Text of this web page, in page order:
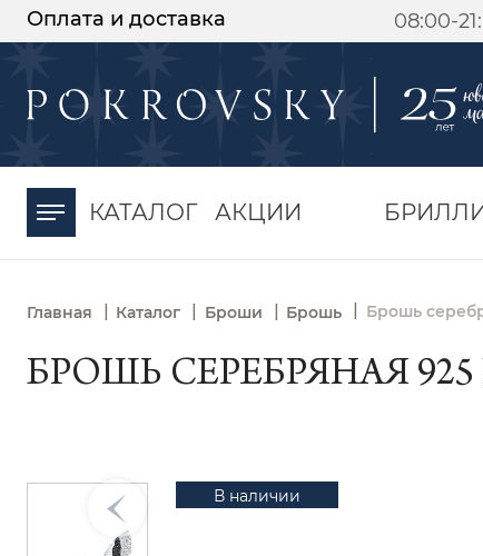
Оплата и доставка 08:00-
КАТАЛОГ АКЦИИ
Главная | Каталог | Броши | Брошь Брошь
БРОШЬ СЕРЕБРЯНАЯ
В наличии
-30%
момента оплаты